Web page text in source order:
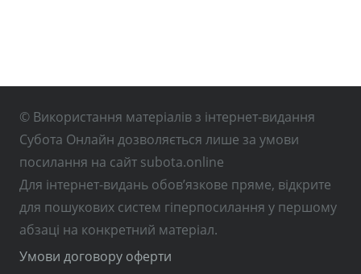
© Використання матеріалів з інтернет-видання
Субота Онлайн дозволяється лише за умови
посилання на сайт subota.online
Для інтернет-видань обов’язкове пряме, відкрите
для пошукових систем гіперпосилання у першому
абзаці на конкретний матеріал.
Умови договору оферти